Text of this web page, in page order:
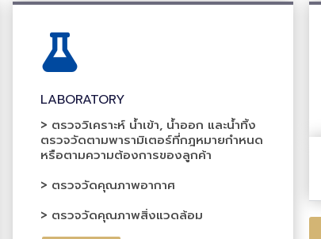
LABORATORY
> ตรวจวิเคราะห์ น้ำเข้า, น้ำออก และน้ำทิ้ง
ตรวจวัดตามพารามิเตอร์ที่กฎหมายกำหนด
หรือตามความต้องการของลูกค้า
> ตรวจวัดคุณภาพอากาศ
> ตรวจวัดคุณภาพสิ่งแวดล้อม